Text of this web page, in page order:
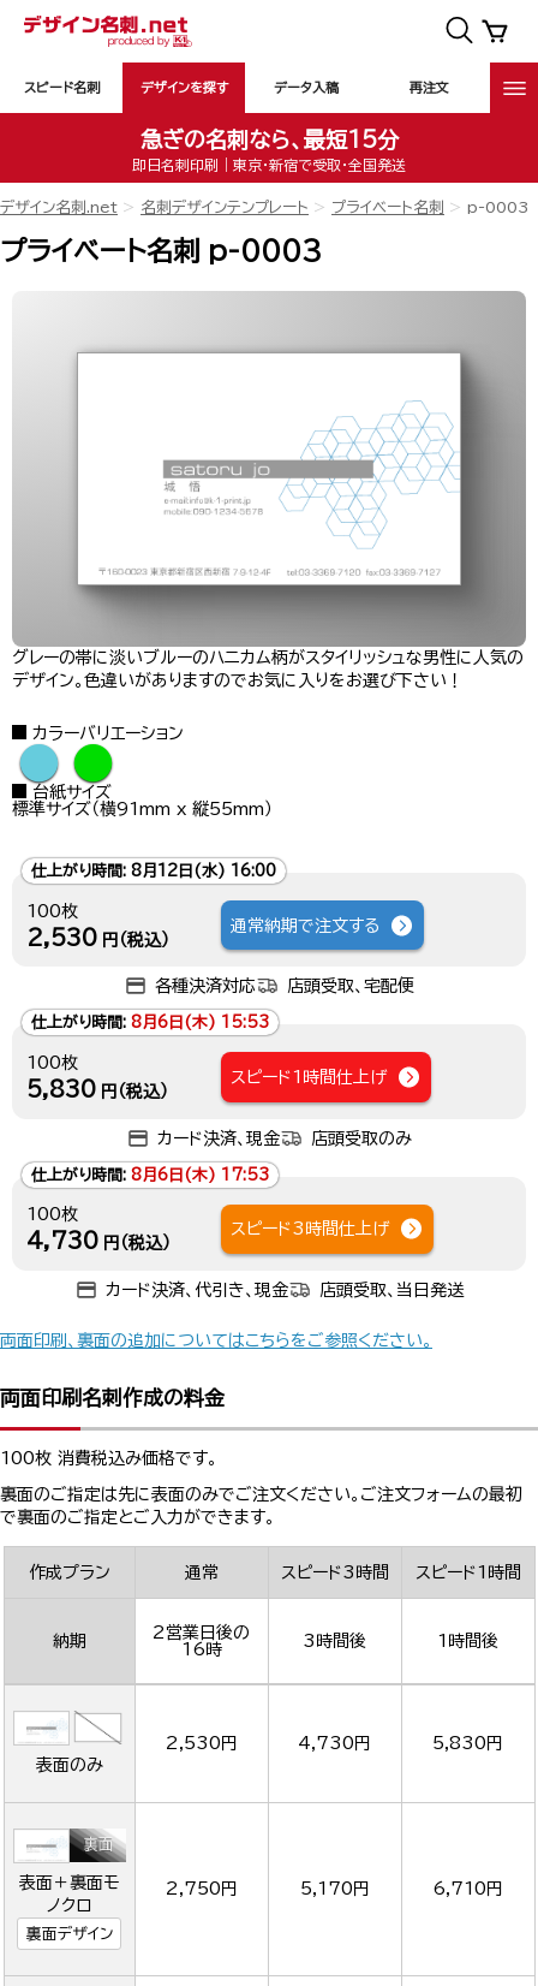
スピード名刺 デザインを探す データ入稿 再注文
急ぎの名刺なら、最短15分
即日名刺印刷｜東京・新宿で受取・全国発送
デザイン名刺.net 名刺デザインテンプレート プライベート名刺 p-0003
プライベート名刺 p-0003
グレーの帯に淡いブルーのハニカム柄がスタイリッシュな男性に人気の
デザイン。色違いがありますのでお気に入りをお選び下さい！
カラーバリエーション
● ●
台紙サイズ
標準サイズ（横91mm x 縦55mm）
仕上がり時間: 8月12日(水) 16:00
100枚
2,530 円（税込）
通常納期で注文する
各種決済対応 店頭受取、宅配便
仕上がり時間: 8月6日(木) 15:53
100枚
5,830 円（税込）
スピード1時間仕上げ
カード決済、現金 店頭受取のみ
仕上がり時間: 8月6日(木) 17:53
100枚
4,730 円（税込）
スピード3時間仕上げ
カード決済、代引き、現金 店頭受取、当日発送
両面印刷、裏面の追加についてはこちらをご参照ください。
両面印刷名刺作成の料金
100枚 消費税込み価格です。
裏面のご指定は先に表面のみでご注文ください。ご注文フォームの最初
で裏面のご指定とご入力ができます。
作成プラン 通常 スピード3時間 スピード1時間
納期
2営業日後の
16時
3時間後 1時間後
表面のみ
2,530円 4,730円 5,830円
表面＋裏面モ
ノクロ
裏面デザイン
2,750円 5,170円 6,710円